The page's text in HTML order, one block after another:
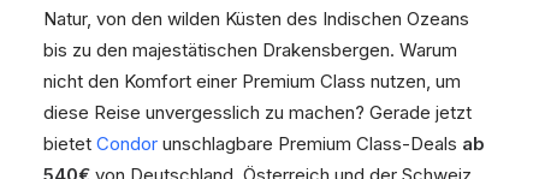
Natur, von den wilden Küsten des Indischen Ozeans
bis zu den majestätischen Drakensbergen. Warum
nicht den Komfort einer Premium Class nutzen, um
diese Reise unvergesslich zu machen? Gerade jetzt
bietet Condor unschlagbare Premium Class-Deals ab